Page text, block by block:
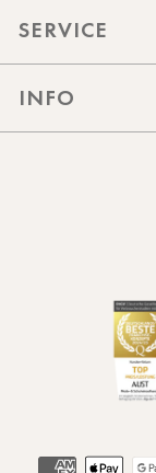
SERVICE
INFO